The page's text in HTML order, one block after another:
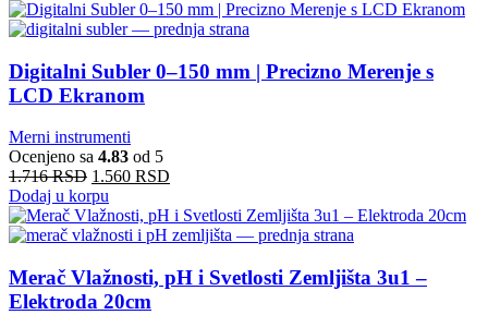
Digitalni Subler 0–150 mm | Precizno Merenje s
LCD Ekranom
Merni instrumenti
Ocenjeno sa 4.83 od 5
1.716RSD 1.560 RSD
Dodaj u korpu
Merač Vlažnosti, pH i Svetlosti Zemljišta 3u1 –
Elektroda 20cm